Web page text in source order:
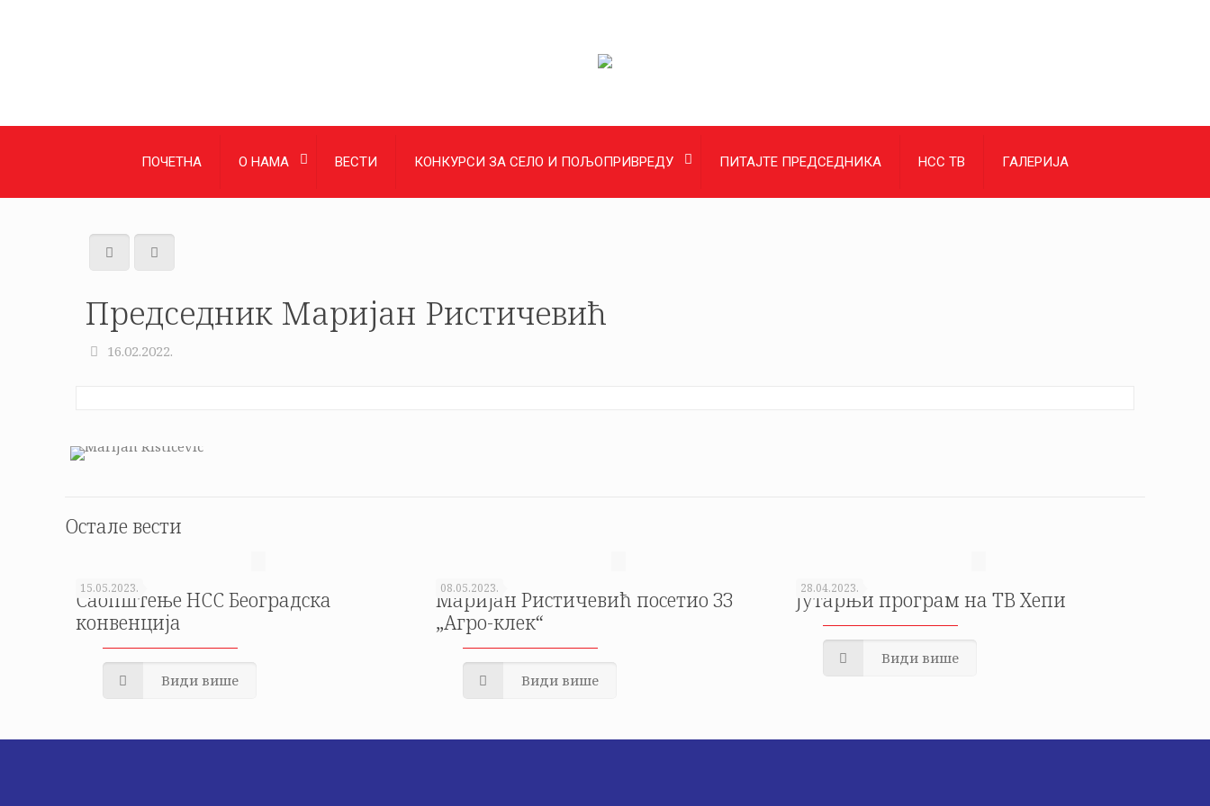
ПОЧЕТНА О НАМА ВЕСТИ КОНКУРСИ ЗА СЕЛО И ПОЉОПРИВРЕДУ ПИТАЈТЕ ПРЕДСЕДНИКА НСС ТВ ГАЛЕРИЈА
Председник Маријан Ристичевић
16.02.2022.
Остале вести
15.05.2023.
Саопштење НСС Београдска
конвенција
Види више
08.05.2023.
Маријан Ристичевић посетио ЗЗ
„Агро-клек“
Види више
28.04.2023.
Јутарњи програм на ТВ Хепи
Види више